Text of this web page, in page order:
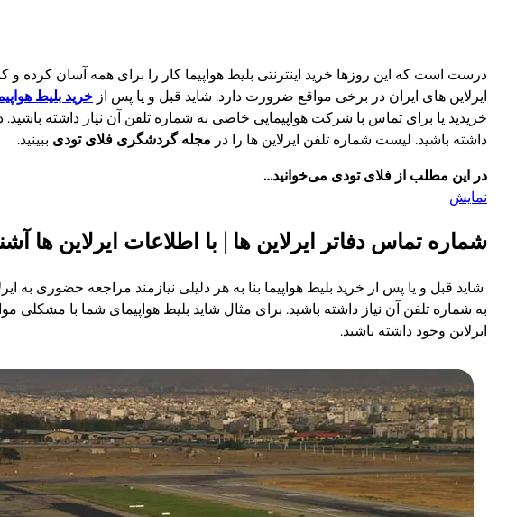
درست است که این روزها خرید اینترنتی بلیط هواپیما کار را برای همه آسان
ایرلاین های ایران در برخی مواقع ضرورت دارد. شاید قبل و یا پس از خرید بلیط
خریدید یا برای تماس با شرکت هواپیمایی خاصی به شماره تلفن آن نیاز داشته
داشته باشید. لیست شماره تلفن ایرلاین ها را در مجله گردشگری فلای تودی ببینید.
در این مطلب از فلای تودی می‌خوانید…
نمایش
شماره تماس دفاتر ایرلاین ها | با اطلاعات ایرلاین ها
شاید قبل و یا پس از خرید بلیط هواپیما بنا به هر دلیلی نیازمند مراجعه حضوری به
به شماره تلفن آن نیاز داشته باشید. برای مثال شاید بلیط هواپیمای شما با مشکلی
ایرلاین وجود داشته باشید.